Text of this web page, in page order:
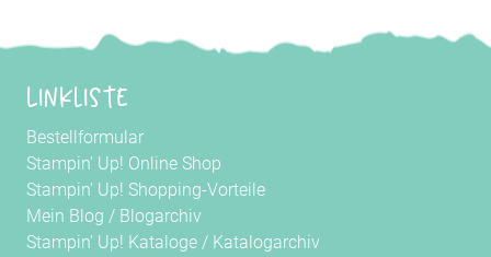
Linkliste
Bestellformular
Stampin' Up! Online Shop
Stampin' Up! Shopping-Vorteile
Mein Blog / Blogarchiv
Stampin' Up! Kataloge / Katalogarchiv